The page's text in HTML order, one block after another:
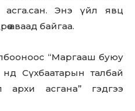
асга.сан. Энэ үйл явц
аваад байгаа.
“Маргааш буюу
Сүхбаатарын талбай
асгана” гэдгээ